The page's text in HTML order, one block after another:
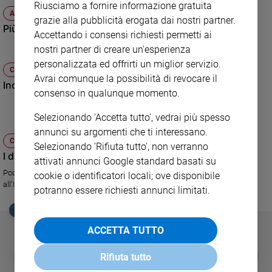
Sanremo
2026
e
streaming
Musica
Famiglia
educazione
Genitori
Coppia
ATTUALITÀ
Più senso di responsabilità sul lavoro
CULTURA E SPETTACOLI
Incidenti, di chi è la colpa?
CULTURA E SPETTACOLI
I diritti dei pensionati
Pochi lavoratori tra quelli che vanno in pensione e ne fanno domanda
all’Inps conoscono i propri diritti e poi si lamentano di ritardi e disservizi.
GBABY
€ 34,80
FAMIGLIA CRISTIANA
€ 104,00
Riusciamo a fornire informazione gratuita
grazie alla pubblicità erogata dai nostri partner.
Accettando i consensi richiesti permetti ai
nostri partner di creare un'esperienza
personalizzata ed offrirti un miglior servizio.
Avrai comunque la possibilità di revocare il
consenso in qualunque momento.
Selezionando 'Accetta tutto', vedrai più spesso
annunci su argomenti che ti interessano.
Selezionando 'Rifiuta tutto', non verranno
attivati annunci Google standard basati su
cookie o identificatori locali; ove disponibile
potranno essere richiesti annunci limitati.
ACCETTA TUTTO
Rifiuta tutto